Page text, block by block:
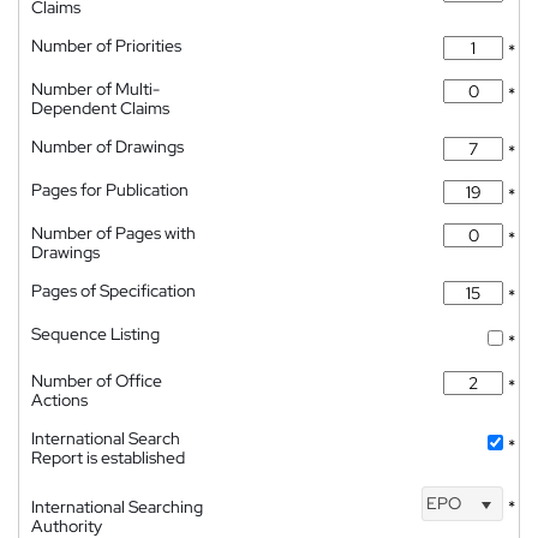
Claims
Number of Priorities
*
Number of Multi-
Dependent Claims
*
Number of Drawings
*
Pages for Publication
*
Number of Pages with
Drawings
*
Pages of Specification
*
Sequence Listing
*
Number of Office
Actions
*
International Search
Report is established
*
International Searching
Authority
EPO *